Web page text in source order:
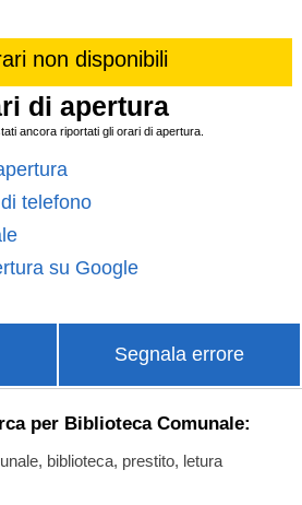
non disponibili
di apertura
ancora riportati gli orari di apertura.
telefono
su Google
Segnala errore
per Biblioteca Comunale:
biblioteca, prestito, letura